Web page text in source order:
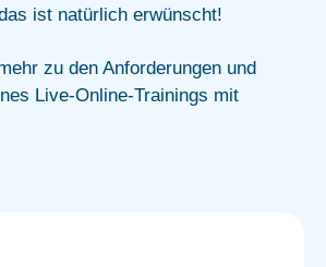
ist natürlich erwünscht!
zu den Anforderungen und
Live-Online-Trainings mit